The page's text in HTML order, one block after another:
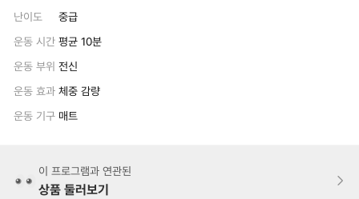
난이도
중급
운동 시간 평균 10분
운동 부위 전신
운동 효과 체중 감량
운동 기구 매트
이 프로그램과 연관된
상품 둘러보기